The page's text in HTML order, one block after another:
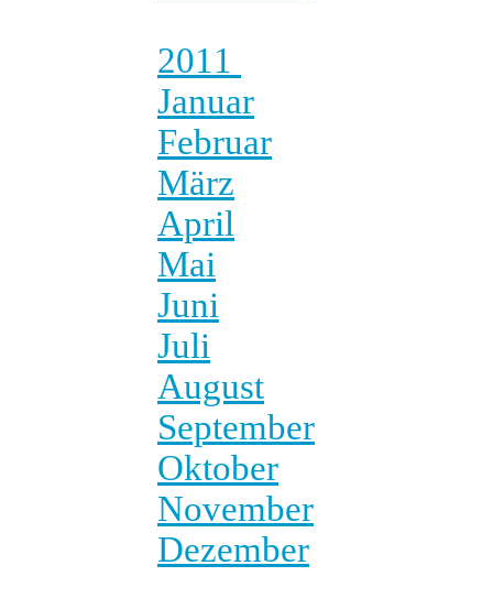
2011
Januar
Februar
März
April
Mai
Juni
Juli
August
September
Oktober
November
Dezember